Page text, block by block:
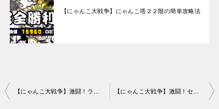
【にゃんこ大戦争】にゃんこ塔２２階の簡単攻略法
投